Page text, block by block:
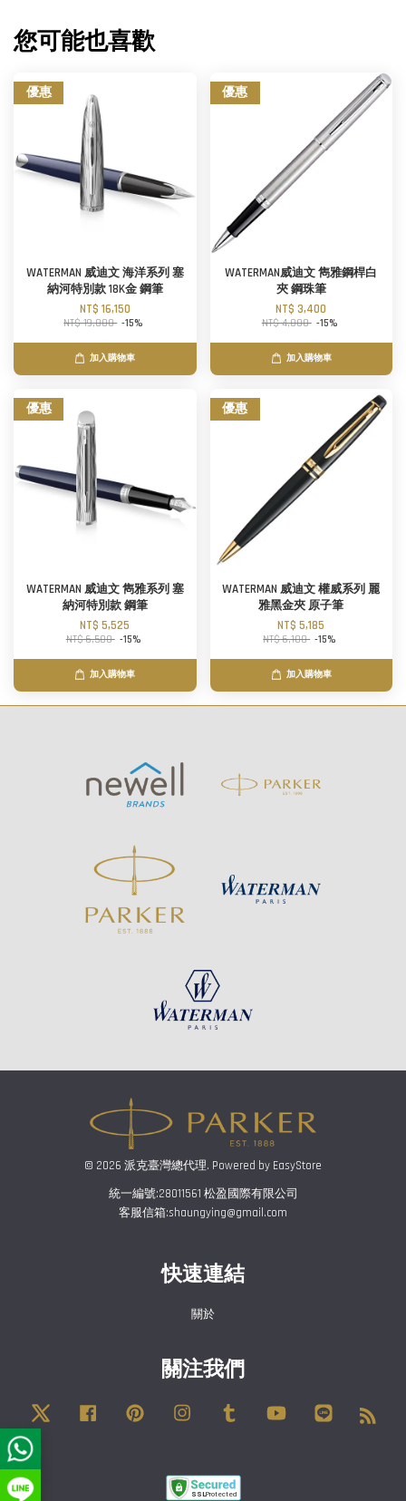
您可能也喜歡
優惠
WATERMAN 威迪文 海洋系列 塞
納河特別款 18K金 鋼筆
NT$ 16,150
NT$ 19,000 -15%
加入購物車
優惠
WATERMAN威迪文 雋雅鋼桿白
夾 鋼珠筆
NT$ 3,400
NT$ 4,000 -15%
加入購物車
優惠
WATERMAN 威迪文 雋雅系列 塞
納河特別款 鋼筆
NT$ 5,525
NT$ 6,500 -15%
加入購物車
優惠
WATERMAN 威迪文 權威系列 麗
雅黑金夾 原子筆
NT$ 5,185
NT$ 6,100 -15%
加入購物車
© 2026 派克臺灣總代理. Powered by EasyStore
統一編號:28011561 松盈國際有限公司
客服信箱:shaungying@gmail.com
快速連結
關於
關注我們
Twitter Facebook Pinterest Instagram Tumblr YouTube